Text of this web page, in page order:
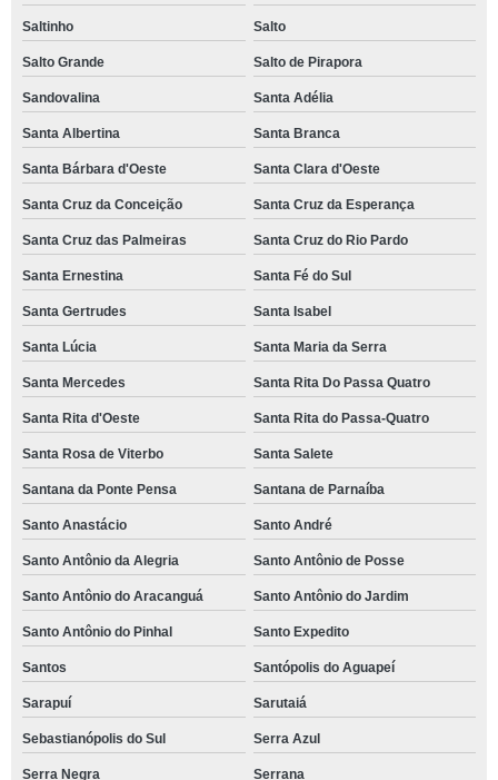
Saltinho Salto
Salto Grande Salto de Pirapora
Sandovalina Santa Adélia
Santa Albertina Santa Branca
Santa Bárbara d'Oeste Santa Clara d'Oeste
Santa Cruz da Conceição Santa Cruz da Esperança
Santa Cruz das Palmeiras Santa Cruz do Rio Pardo
Santa Ernestina Santa Fé do Sul
Santa Gertrudes Santa Isabel
Santa Lúcia Santa Maria da Serra
Santa Mercedes Santa Rita Do Passa Quatro
Santa Rita d'Oeste Santa Rita do Passa-Quatro
Santa Rosa de Viterbo Santa Salete
Santana da Ponte Pensa Santana de Parnaíba
Santo Anastácio Santo André
Santo Antônio da Alegria Santo Antônio de Posse
Santo Antônio do Aracanguá Santo Antônio do Jardim
Santo Antônio do Pinhal Santo Expedito
Santos Santópolis do Aguapeí
Sarapuí Sarutaiá
Sebastianópolis do Sul Serra Azul
Serra Negra Serrana